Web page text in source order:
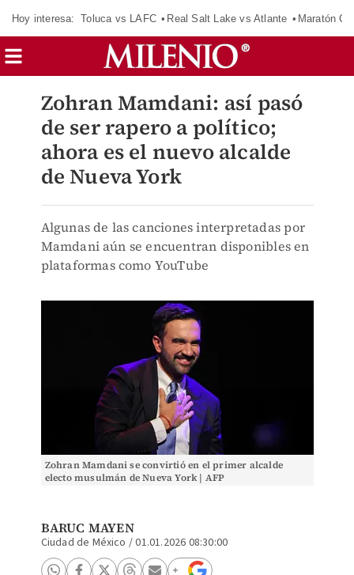
Hoy interesa: Toluca vs LAFC Real Salt Lake vs Atlante Maratón
Zohran Mamdani: así pasó
de ser rapero a político;
ahora es el nuevo alcalde
de Nueva York
Algunas de las canciones interpretadas por
Mamdani aún se encuentran disponibles en
plataformas como YouTube
Zohran Mamdani se convirtió en el primer alcalde
electo musulmán de Nueva York | AFP
BARUC MAYEN
Ciudad de México /01.01.2026 08:30:00